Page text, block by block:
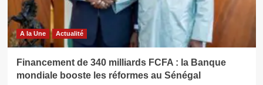
A la Une Actualité
Financement de 340 milliards FCFA : la Banque
mondiale booste les réformes au Sénégal